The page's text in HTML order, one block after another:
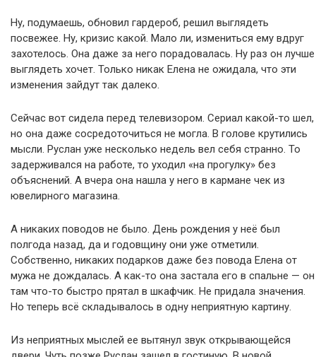
Ну, подумаешь, обновил гардероб, решил выглядеть
посвежее. Ну, кризис какой. Мало ли, измениться ему вдруг
захотелось. Она даже за него порадовалась. Ну раз он лучше
выглядеть хочет. Только никак Елена не ожидала, что эти
изменения зайдут так далеко.
Сейчас вот сидела перед телевизором. Сериал какой-то шел,
но она даже сосредоточиться не могла. В голове крутились
мысли. Руслан уже несколько недель вел себя странно. То
задерживался на работе, то уходил «на прогулку» без
объяснений. А вчера она нашла у него в кармане чек из
ювелирного магазина.
А никаких поводов не было. День рождения у неё был
полгода назад, да и годовщину они уже отметили.
Собственно, никаких подарков даже без повода Елена от
мужа не дождалась. А как-то она застала его в спальне — он
там что-то быстро прятал в шкафчик. Не придала значения.
Но теперь всё складывалось в одну неприятную картину.
Из неприятных мыслей ее вытянул звук открывающейся